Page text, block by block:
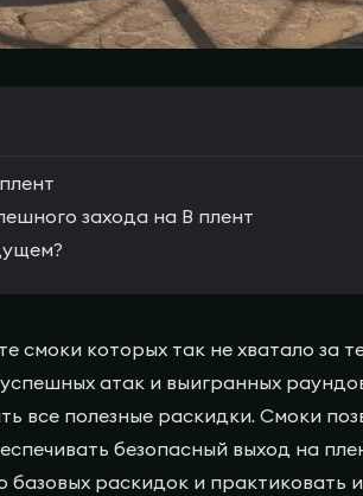
захода на B плент
смоки которых так не хватало за
атак и выигранных
все полезные раскидки. Смоки
безопасный выход на
базовых раскидок и практиковать